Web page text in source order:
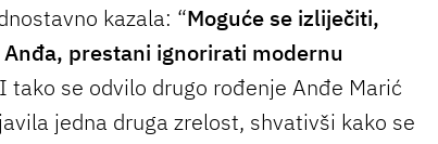
kazala: “Moguće se izliječiti,
prestani ignorirati modernu
tako se odvilo drugo rođenje Anđe Marić
jedna druga zrelost, shvativši kako se